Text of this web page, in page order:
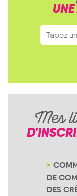
Mes
DE
DES